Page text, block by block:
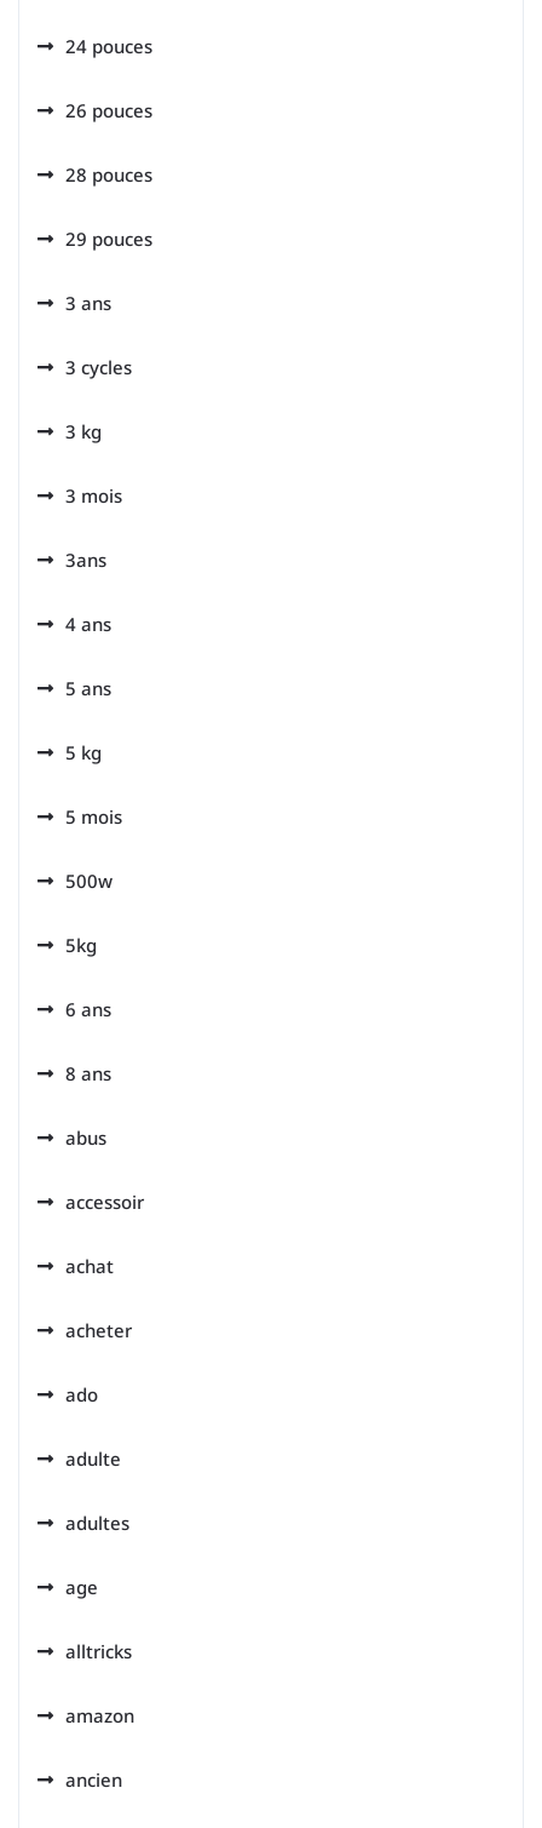
24 pouces
26 pouces
28 pouces
29 pouces
3 ans
3 cycles
3 kg
3 mois
3ans
4 ans
5 ans
5 kg
5 mois
500w
5kg
6 ans
8 ans
abus
accessoir
achat
acheter
ado
adulte
adultes
age
alltricks
amazon
ancien